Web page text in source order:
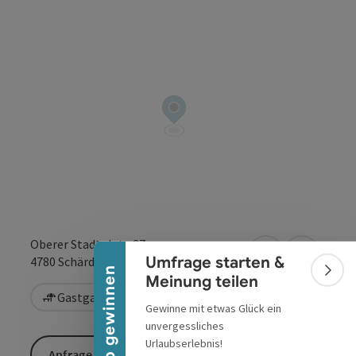
Banner einklappen
Umfrage starten &
Meinung teilen
Gewinne mit etwas Glück ein
unvergessliches
Urlaubserlebnis!
Oberer Stadtplatz 37
4780 Schärding in Google
in
Gastgarten / Terrasse